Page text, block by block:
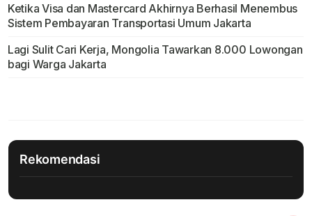
Ketika Visa dan Mastercard Akhirnya Berhasil Menembus
Sistem Pembayaran Transportasi Umum Jakarta
Lagi Sulit Cari Kerja, Mongolia Tawarkan 8.000 Lowongan
bagi Warga Jakarta
Rekomendasi